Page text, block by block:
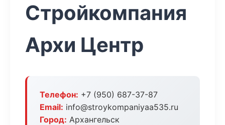
Стройкомпания
Архи Центр
Телефон: +7 (950) 687-37-87
Email: info@stroykompaniyaa535.ru
Город: Архангельск